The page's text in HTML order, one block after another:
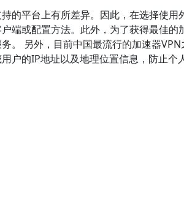
的平台上有所差异。因此，在选择使用
端或配置方法。此外，为了获得最佳的
。 另外，目前中国最流行的加速器
户的IP地址以及地理位置信息，防止个